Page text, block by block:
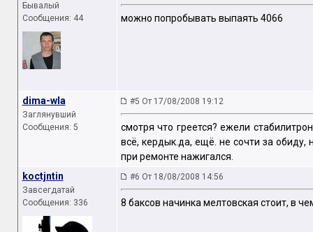
Бывалый
Сообщения: 44
можно попробывать выпаять 4066
dima-wla
Заглянувший
Сообщения: 5
#5 От 17/08/2008 19:12
смотря что греется? ежели
всё, кердык.да, ещё. не сочти за
при ремонте нажигался.
koctjntin
Завсегдатай
Сообщения: 336
#6 От 18/08/2008 14:56
8 баксов начинка мелтовская стоит, в